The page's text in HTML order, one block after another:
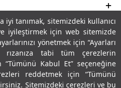
tanımak, sitemizdeki kullanıcı
iyileştirmek için web sitemizde
yönetmek için “Ayarları
rızanıza tabi tüm çerezlerin
“Tümünü Kabul Et” seçeneğine
reddetmek için “Tümünü
Sitemizdeki çerezleri ve bu